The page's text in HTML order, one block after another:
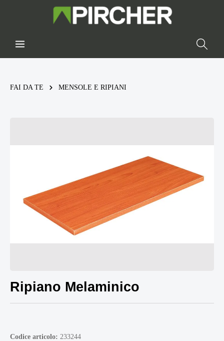
FAI DA TE MENSOLE E RIPIANI
Ripiano Melaminico
Codice articolo: 233244